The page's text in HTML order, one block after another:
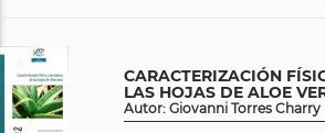
CARACTERIZACIÓN
LAS HOJAS DE ALOE
Autor: Giovanni Torres Charry